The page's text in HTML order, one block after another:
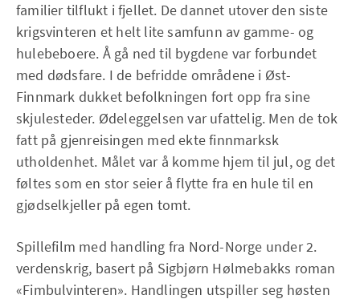
familier tilflukt i fjellet. De dannet utover den siste
krigsvinteren et helt lite samfunn av gamme- og
hulebeboere. Å gå ned til bygdene var forbundet
med dødsfare. I de befridde områdene i Øst-
Finnmark dukket befolkningen fort opp fra sine
skjulesteder. Ødeleggelsen var ufattelig. Men de tok
fatt på gjenreisingen med ekte finnmarksk
utholdenhet. Målet var å komme hjem til jul, og det
føltes som en stor seier å flytte fra en hule til en
gjødselkjeller på egen tomt.
Spillefilm med handling fra Nord-Norge under 2.
verdenskrig, basert på Sigbjørn Hølmebakks roman
«Fimbulvinteren». Handlingen utspiller seg høsten